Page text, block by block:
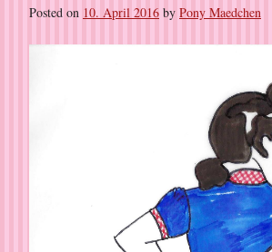
Posted on 10. April 2016 by Pony Maedchen